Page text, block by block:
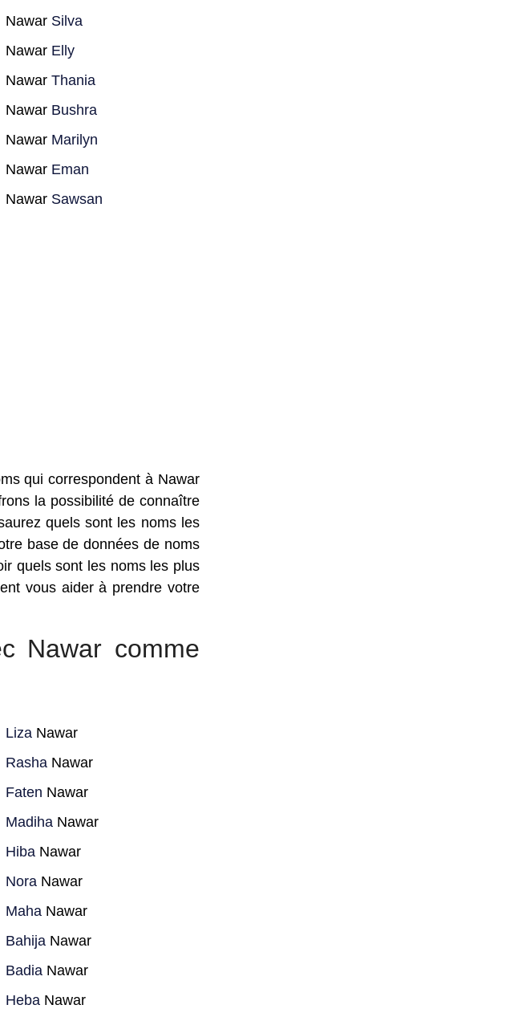
Nawar Silva
Nawar Elly
NawarThania
Nawar Bushra
Nawar Marilyn
Nawar Eman
Nawar Sawsan
qui correspondent à Nawar
la possibilité de connaître
quels sont les noms les
base de données de noms
quels sont les noms les plus
vous aider à prendre votre
Nawar comme
Liza Nawar
Rasha Nawar
Faten Nawar
Madiha Nawar
Hiba Nawar
Nora Nawar
Maha Nawar
Bahija Nawar
Badia Nawar
Heba Nawar